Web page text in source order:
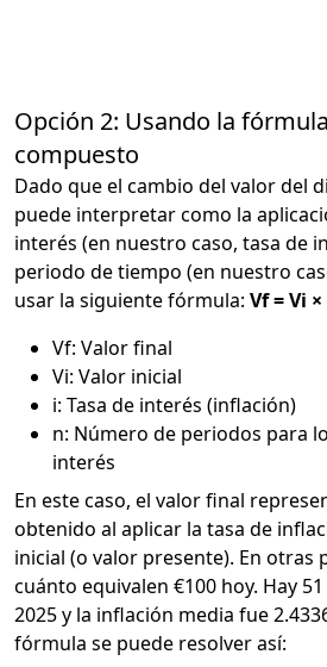
Opción 2: Usando la
compuesto
Dado que el cambio del valor del
puede interpretar como la
interés (en nuestro caso, tasa de
periodo de tiempo (en nuestro
usar la siguiente fórmula: Vf = Vi
Vf: Valor final
Vi: Valor inicial
i: Tasa de interés (inflación)
n: Número de periodos para
interés
En este caso, el valor final
obtenido al aplicar la tasa de
inicial (o valor presente). En otras
cuánto equivalen €100 hoy. Hay
2025 y la inflación media fue
fórmula se puede resolver así: